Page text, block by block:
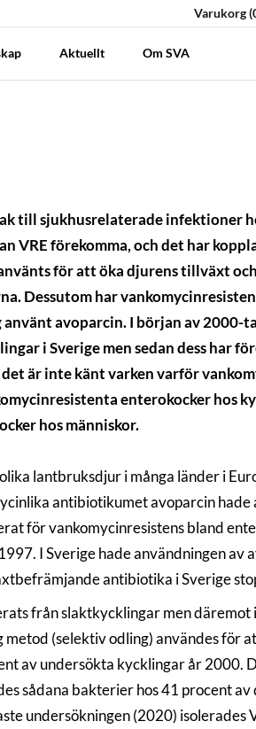
Varukorg
Aktuellt Om SVA
till sjukhusrelaterade infektioner
VRE förekomma, och det har
för att öka djurens tillväxt
Dessutom har
avoparcin. I början av 2000-
i Sverige men sedan dess har
är inte känt varken varför
enterokocker hos
hos människor.
lantbruksdjur i många länder i
antibiotikumet avoparcin hade
för vankomycinresistens bland
I Sverige hade användningen av
antibiotika i Sverige
från slaktkycklingar men
(selektiv odling) användes för
av undersökta kycklingar år 2000.
sådana bakterier hos 41 procent
undersökningen (2020) isolerades